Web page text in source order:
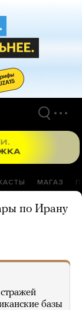
МАГАЗ
по Ирану
базы